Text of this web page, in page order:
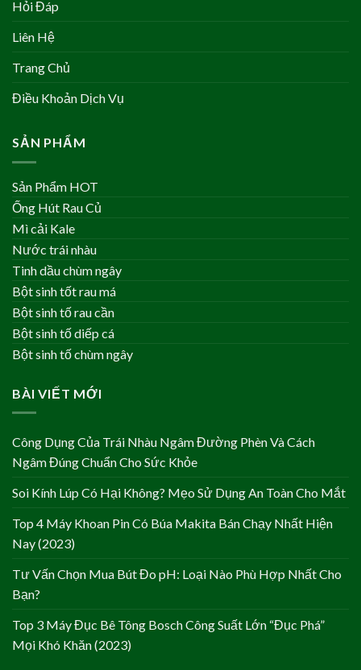
Hỏi Đáp
Liên Hệ
Trang Chủ
Điều Khoản Dịch Vụ
SẢN PHẨM
Sản Phẩm HOT
Ống Hút Rau Củ
Mì cải Kale
Nước trái nhàu
Tinh dầu chùm ngây
Bột sinh tốt rau má
Bột sinh tố rau cần
Bột sinh tố diếp cá
Bột sinh tố chùm ngây
BÀI VIẾT MỚI
Công Dụng Của Trái Nhàu Ngâm Đường Phèn Và Cách
Ngâm Đúng Chuẩn Cho Sức Khỏe
Soi Kính Lúp Có Hại Không? Mẹo Sử Dụng An Toàn Cho Mắt
Top 4 Máy Khoan Pin Có Búa Makita Bán Chạy Nhất Hiện
Nay (2023)
Tư Vấn Chọn Mua Bút Đo pH: Loại Nào Phù Hợp Nhất Cho
Bạn?
Top 3 Máy Đục Bê Tông Bosch Công Suất Lớn “Đục Phá”
Mọi Khó Khăn (2023)